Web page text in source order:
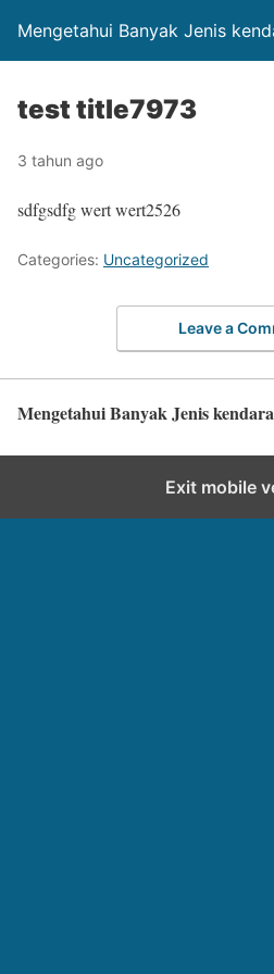
Mengetahui Banyak Jenis
test title7973
3 tahun ago
sdfgsdfg wert wert2526
Categories: Uncategorized
Leave a
Mengetahui Banyak Jenis
Exit mobile